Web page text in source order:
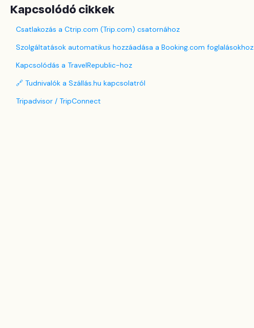
Kapcsolódó cikkek
Csatlakozás a Ctrip.com (Trip.com) csatornához
Szolgáltatások automatikus hozzáadása a Booking.com foglalásokhoz
Kapcsolódás a TravelRepublic-hoz
🔗 Tudnivalók a Szállás.hu kapcsolatról
Tripadvisor / TripConnect